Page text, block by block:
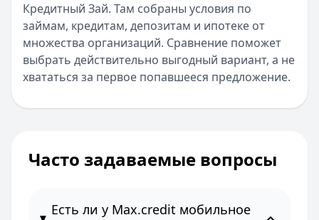
Кредитный Зай. Там собраны условия по
займам, кредитам, депозитам и ипотеке от
множества организаций. Сравнение поможет
выбрать действительно выгодный вариант, а не
хвататься за первое попавшееся предложение.
Часто задаваемые вопросы
Есть ли у Max.credit мобильное